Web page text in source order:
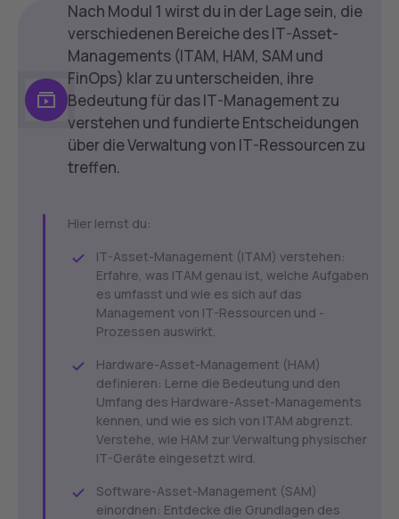
Nach Modul 1 wirst du in der Lage sein, die
verschiedenen Bereiche des IT-Asset-
Managements (ITAM, HAM, SAM und
FinOps) klar zu unterscheiden, ihre
Bedeutung für das IT-Management zu
verstehen und fundierte Entscheidungen
über die Verwaltung von IT-Ressourcen zu
treffen.
Hier lernst du:
IT-Asset-Management (ITAM) verstehen:
Erfahre, was ITAM genau ist, welche Aufgaben
es umfasst und wie es sich auf das
Management von IT-Ressourcen und -
Prozessen auswirkt.
Hardware-Asset-Management (HAM)
definieren: Lerne die Bedeutung und den
Umfang des Hardware-Asset-Managements
kennen, und wie es sich von ITAM abgrenzt.
Verstehe, wie HAM zur Verwaltung physischer
IT-Geräte eingesetzt wird.
Software-Asset-Management (SAM)
einordnen: Entdecke die Grundlagen des